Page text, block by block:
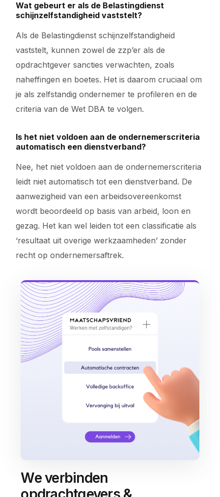
Wat gebeurt er als de Belastingdienst
schijnzelfstandigheid vaststelt?
Als de Belastingdienst schijnzelfstandigheid
vaststelt, kunnen zowel de zzp’er als de
opdrachtgever sancties verwachten, zoals
naheffingen en boetes. Het is daarom cruciaal om
je als zelfstandig ondernemer te profileren en de
criteria van de Wet DBA te volgen.
Is het niet voldoen aan de ondernemerscriteria
automatisch een dienstverband?
Nee, het niet voldoen aan de ondernemerscriteria
leidt niet automatisch tot een dienstverband. De
aanwezigheid van een arbeidsovereenkomst
wordt beoordeeld op basis van arbeid, loon en
gezag. Het kan wel leiden tot een classificatie als
‘resultaat uit overige werkzaamheden’ zonder
recht op ondernemersaftrek.
We verbinden